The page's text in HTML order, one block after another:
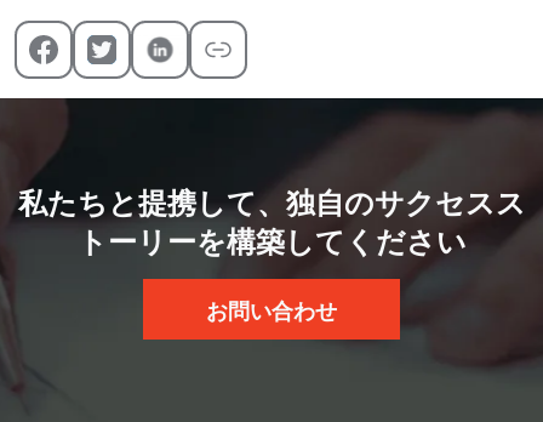
私たちと提携して、独自のサクセスス
トーリーを構築してください
お問い合わせ